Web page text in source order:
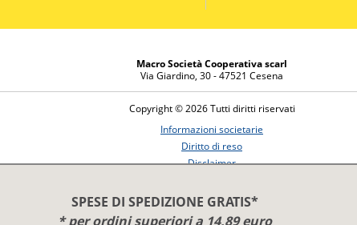
SPESE DI SPEDIZIONE GRATIS*
* per ordini superiori a 14,89 euro
Macro Società Cooperativa scarl
Via Giardino, 30 - 47521 Cesena
Copyright © 2026 Tutti diritti riservati
Informazioni societarie
Diritto di reso
Disclaimer